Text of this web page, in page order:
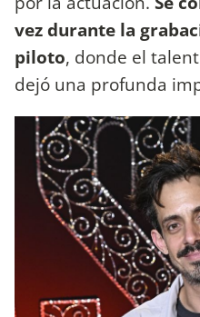
vez durante la
piloto, donde el
dejó una profunda